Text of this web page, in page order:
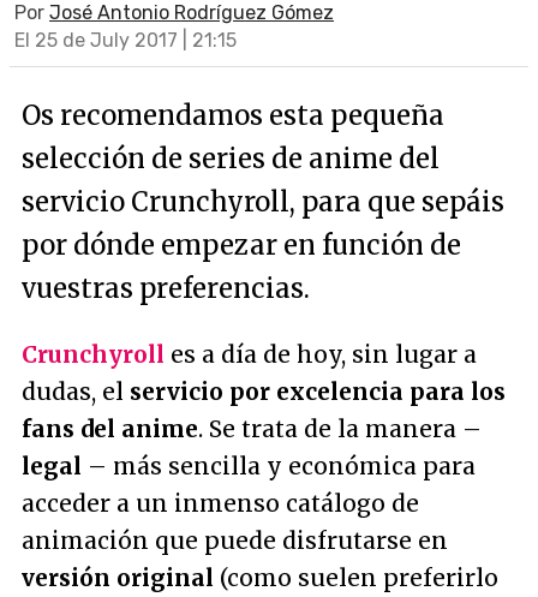
Por José Antonio Rodríguez Gómez
El 25 de July 2017 | 21:15
Os recomendamos esta pequeña
selección de series de anime del
servicio Crunchyroll, para que sepáis
por dónde empezar en función de
vuestras preferencias.
Crunchyroll es a día de hoy, sin lugar a
dudas, el servicio por excelencia para los
fans del anime. Se trata de la manera –
legal – más sencilla y económica para
acceder a un inmenso catálogo de
animación que puede disfrutarse en
versión original (como suelen preferirlo